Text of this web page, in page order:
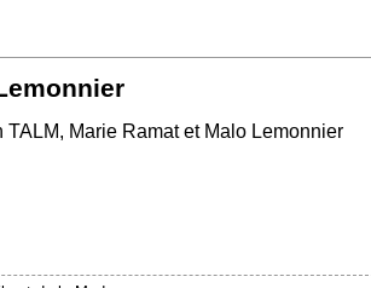
TALM, Marie Ramat et Malo Lemonnier